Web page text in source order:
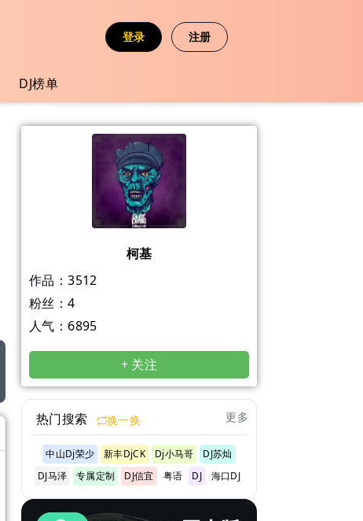
登录 注册
DJ榜单
柯基
作品：3512
粉丝：4
人气： 6895
+ 关注
热门搜索 换一换 更多
中山Dj荣少 新丰DjCK Dj小马哥
DJ苏灿
DJ马泽
专属定制 DJ信宜 粤语 DJ 海口DJ